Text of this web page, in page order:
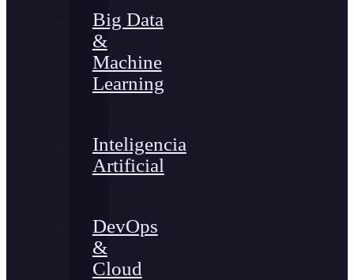
Big Data
&
Machine
Learning
Inteligencia
Artificial
DevOps
&
Cloud